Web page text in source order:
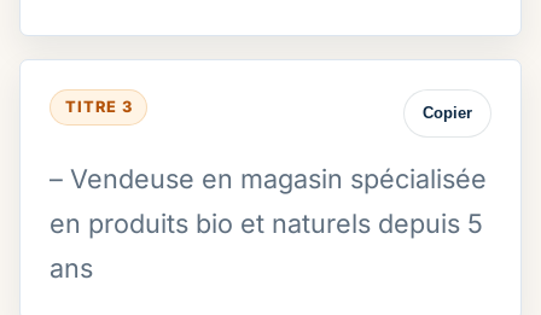
TITRE 3 Copier
– Vendeuse en magasin spécialisée
en produits bio et naturels depuis 5
ans